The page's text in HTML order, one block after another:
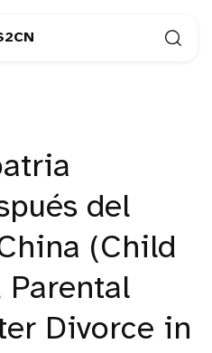
del
(Child
Parental
Divorce in